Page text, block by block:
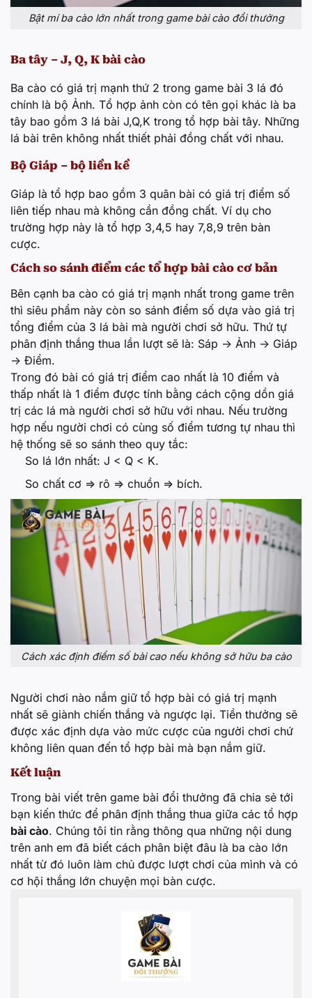
Bật mí ba cào lớn nhất trong game bài cào đổi thưởng
Ba tây – J, Q, K bài cào
Ba cào có giá trị mạnh thứ 2 trong game bài 3 lá đó
chính là bộ Ảnh. Tổ hợp ảnh còn có tên gọi khác là ba
tây bao gồm 3 lá bài J,Q,K trong tổ hợp bài tây. Những
lá bài trên không nhất thiết phải đồng chất với nhau.
Bộ Giáp – bộ liền kề
Giáp là tổ hợp bao gồm 3 quân bài có giá trị điểm số
liên tiếp nhau mà không cần đồng chất. Ví dụ cho
trường hợp này là tổ hợp 3,4,5 hay 7,8,9 trên bàn
cược.
Cách so sánh điểm các tổ hợp bài cào cơ bản
Bên cạnh ba cào có giá trị mạnh nhất trong game trên
thì siêu phẩm này còn so sánh điểm số dựa vào giá trị
tổng điểm của 3 lá bài mà người chơi sở hữu. Thứ tự
phân định thắng thua lần lượt sẽ là: Sáp -> Ảnh -> Giáp
-> Điểm.
Trong đó bài có giá trị điểm cao nhất là 10 điểm và
thấp nhất là 1 điểm được tính bằng cách cộng dồn giá
trị các lá mà người chơi sở hữu với nhau. Nếu trường
hợp nếu người chơi có cùng số điểm tương tự nhau thì
hệ thống sẽ so sánh theo quy tắc:
So lá lớn nhất: J < Q < K.
So chất cơ => rô => chuồn => bích.
Cách xác định điểm số bài cao nếu không sở hữu ba cào
Người chơi nào nắm giữ tổ hợp bài có giá trị mạnh
nhất sẽ giành chiến thắng và ngược lại. Tiền thưởng sẽ
được xác định dựa vào mức cược của người chơi chứ
không liên quan đến tổ hợp bài mà bạn nắm giữ.
Kết luận
Trong bài viết trên game bài đổi thưởng đã chia sẻ tới
bạn kiến thức để phân định thắng thua giữa các tổ hợp
bài cào. Chúng tôi tin rằng thông qua những nội dung
trên anh em đã biết cách phân biệt đâu là ba cào lớn
nhất từ đó luôn làm chủ được lượt chơi của mình và có
cơ hội thắng lớn chuyện mọi bàn cược.